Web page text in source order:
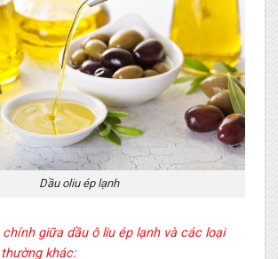
Dầu oliu ép lạnh
giữa dầu ô liu ép lạnh và các loại
khác: